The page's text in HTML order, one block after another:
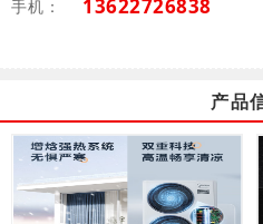
手机： 13622726838
产品